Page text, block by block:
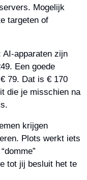
Mogelijk
targeten of
apparaten zijn
Een goede
79. Dat is € 170
die je misschien na
krijgen
Plots werkt iets
tot jij besluit het te